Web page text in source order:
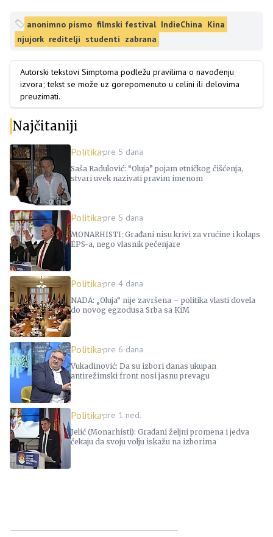
anonimno pismo filmski festival IndieChina Kina
njujork reditelji studenti zabrana
Autorski tekstovi Simptoma podležu pravilima o navođenju
izvora; tekst se može uz gorepomenuto u celini ili delovima
preuzimati.
Najčitaniji
Politikapre 5 dana
Saša Radulović: “Oluja” pojam etničkog čišćenja,
stvari uvek nazivati pravim imenom
Politikapre 5 dana
MONARHISTI: Građani nisu krivi za vrućine i kolaps
EPS-a, nego vlasnik pečenjare
Politikapre 4 dana
NADA: „Oluja“ nije završena – politika vlasti dovela
do novog egzodusa Srba sa KiM
Politikapre 6 dana
Vukadinović: Da su izbori danas ukupan
antirežimski front nosi jasnu prevagu
Politikapre 1 ned.
Jelić (Monarhisti): Građani željni promena i jedva
čekaju da svoju volju iskažu na izborima